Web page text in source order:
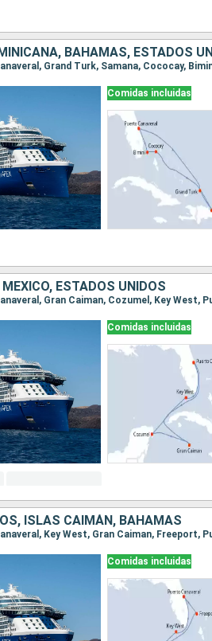
BAHAMAS, ESTADOS
Grand Turk, Samana, Cococay,
Comidas incluidas
ESTADOS UNIDOS
Gran Caiman, Cozumel, Key West,
Comidas incluidas
ISLAS CAIMÁN, BAHAMAS
Key West, Gran Caiman, Freeport,
Comidas incluidas